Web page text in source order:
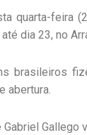
quarta-feira (
até dia 23, no
brasileiros
abertura.
Gabriel Gallego